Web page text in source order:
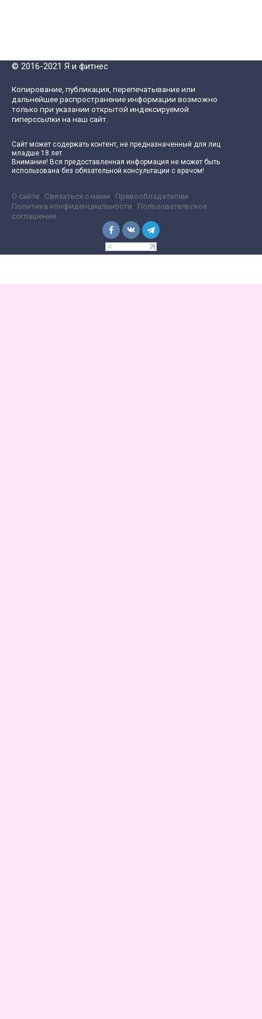
© 2016-2021 Я и фитнес
Копирование, публикация, перепечатывание или
дальнейшее распространение информации возможно
только при указании открытой индексируемой
гиперссылки на наш сайт.
Сайт может содержать контент, не предназначенный для лиц
младше 18 лет.
Внимание! Вся предоставленная информация не может быть
использована без обязательной консультации с врачом!
О сайте | Связаться с нами | Правообладателям |
Политика конфиденциальности | Пользовательское
соглашение